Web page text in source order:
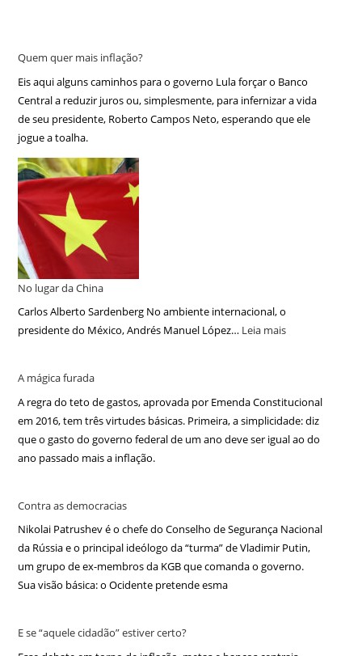
Quem quer mais inflação?
Eis aqui alguns caminhos para o governo Lula forçar o Banco
Central a reduzir juros ou, simplesmente, para infernizar a vida
de seu presidente, Roberto Campos Neto, esperando que ele
jogue a toalha.
No lugar da China
Carlos Alberto Sardenberg No ambiente internacional, o
presidente do México, Andrés Manuel López… Leia mais
A mágica furada
A regra do teto de gastos, aprovada por Emenda Constitucional
em 2016, tem três virtudes básicas. Primeira, a simplicidade: diz
que o gasto do governo federal de um ano deve ser igual ao do
ano passado mais a inflação.
Contra as democracias
Nikolai Patrushev é o chefe do Conselho de Segurança Nacional
da Rússia e o principal ideólogo da “turma” de Vladimir Putin,
um grupo de ex-membros da KGB que comanda o governo.
Sua visão básica: o Ocidente pretende esma
E se “aquele cidadão” estiver certo?